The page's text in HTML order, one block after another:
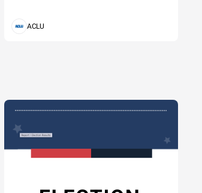
ACLU